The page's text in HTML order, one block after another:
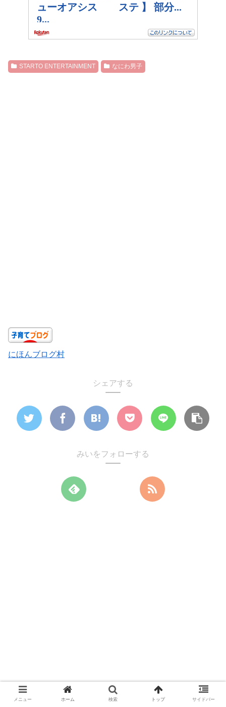
STARTO ENTERTAINMENT なにわ男子
にほんブログ村
シェアする
みいをフォローする
メニュー ホーム 検索 トップ サイドバー